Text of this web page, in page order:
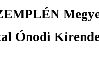
Ónodi